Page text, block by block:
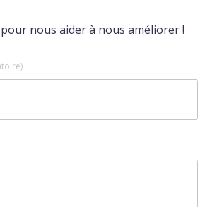
nous aider à nous améliorer !